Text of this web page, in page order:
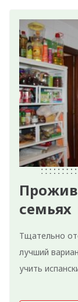
семьях
Тщательно
лучший
учить